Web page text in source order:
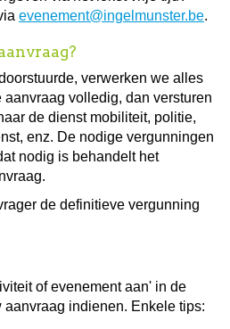
evenement@ingelmunster.be.
verwerken we alles
aanvraag volledig, dan versturen
de dienst mobiliteit, politie,
enz. De nodige vergunningen
nodig is behandelt het
de definitieve vergunning
of evenement aan' in de
indienen. Enkele tips: